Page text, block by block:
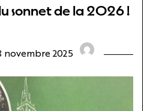
sonnet de la 2026 !
novembre 2025